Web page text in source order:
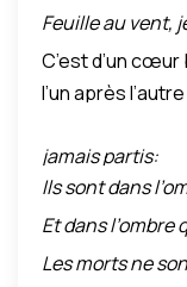
Feuille au vent,
C’est d’un
l’un après
hommes qui
culture. Le
lui qui, dans la
René Piquion,
combien
jamais partis:
Ils sont dans
Et dans l’ombre
Les morts ne